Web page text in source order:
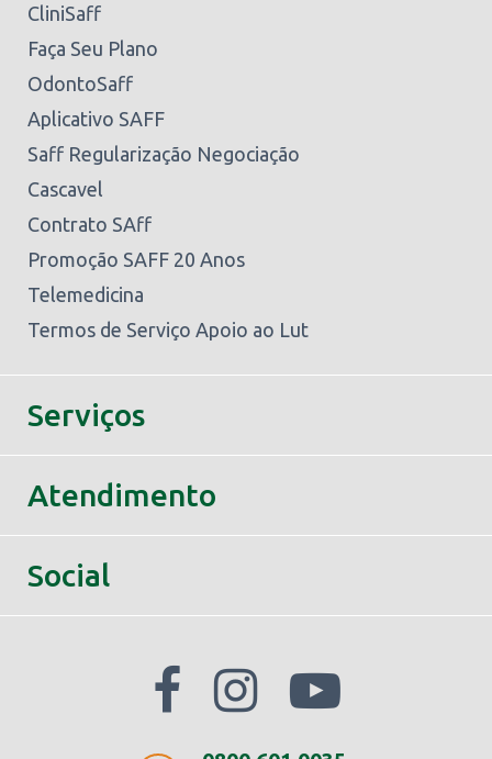
CliniSaff
Faça Seu Plano
OdontoSaff
Aplicativo SAFF
Saff Regularização Negociação
Cascavel
Contrato SAff
Promoção SAFF 20 Anos
Telemedicina
Termos de Serviço Apoio ao Lut
Serviços
Atendimento
Social